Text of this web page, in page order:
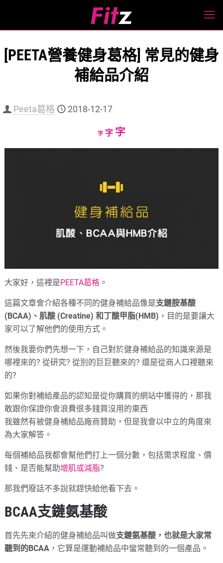
[PEETA營養健身葛格] 常見的健身
補給品介紹
Peeta葛格 2018-12-17
字Decrease
字Reset
字Increase
大家好，這裡是PEETA葛格 。
這篇文章會介紹各種不同的健身補給品像是支鏈胺基酸
(BCAA)、肌酸 (Creatine) 和丁酸甲脂(HMB) ，目的是要讓大
家可以了解他們的使用方式。
然後我要你們先想一下，自己對於健身補給品的知識來源是
哪裡來的? 從研究? 從別的巨巨聽來的? 還是從商人口裡聽來
的?
如果你對補給產品的認知是從你購買的網站中獲得的，那我
敢跟你保證你會浪費很多錢買沒用的東西
我雖然有被健身補給品廠商贊助，但是我會以中立的角度來
為大家解答。
每個補給品我都會幫他們打上一個分數，包括需求程度、價
錢、是否能幫助增肌或減脂?
那我們廢話不多說就趕快給他看下去。
BCAA支鏈氨基酸
首先先來介紹的健身補給品叫做支鏈氨基酸，也就是大家常
聽到的BCAA ，它算是運動補給品中蠻常聽到的一個產品。